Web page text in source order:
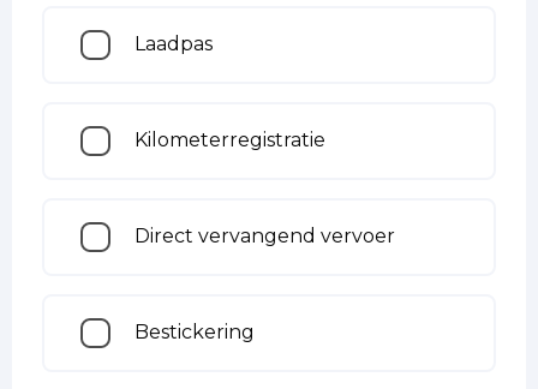
Laadpas
Kilometerregistratie
Direct vervangend vervoer
Bestickering